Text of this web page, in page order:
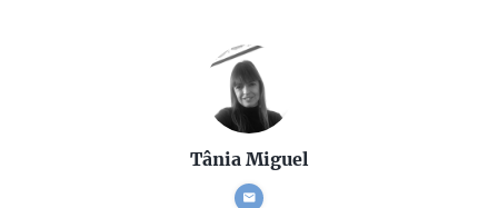
Tânia Miguel